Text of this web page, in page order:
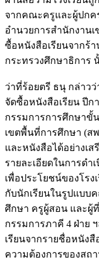
จากคณะครูและผู้ปกค
อำนวยการสำนักงาน
ซื้อหนังสือเรียนจากร้
กระทรวงศึกษาธิการ
ว่าที่ร้อยตรี ธนุ กล่าวว่
จัดซื้อหนังสือเรียน ปีก
กรรมการการศึกษาขั้
เขตพื้นที่การศึกษา (ส
และหนังสือได้อย่างเ
รายละเอียดในการดำ
เพื่อประโยชน์ของโรง
กับนักเรียนในรูปแบบ
ศึกษา ครูผู้สอน และผู้
กรรมการภาคี 4 ฝ่าย
เรียนจากรายชื่อหนัง
ความต้องการของสถ